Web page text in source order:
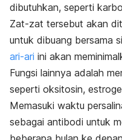
dibutuhkan, seperti
Zat-zat tersebut akan
untuk dibuang bersama
ari-ari ini akan
Fungsi lainnya adalah
seperti oksitosin,
Memasuki waktu
sebagai antibodi untuk